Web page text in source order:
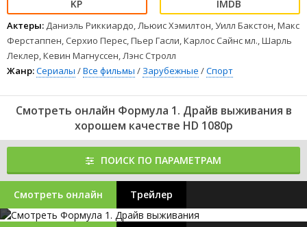
Актеры: Даниэль Риккиардо, Льюис Хэмилтон, Уилл Бакстон, Макс
Ферстаппен, Серхио Перес, Пьер Гасли, Карлос Сайнс мл., Шарль
Леклер, Кевин Магнуссен, Лэнс Стролл
Жанр:Сериалы /Все фильмы / Зарубежные /Спорт
Смотреть онлайн Формула 1. Драйв выживания в
хорошем качестве HD 1080p
ПОИСК ПО ПАРАМЕТРАМ
Смотреть онлайн Трейлер